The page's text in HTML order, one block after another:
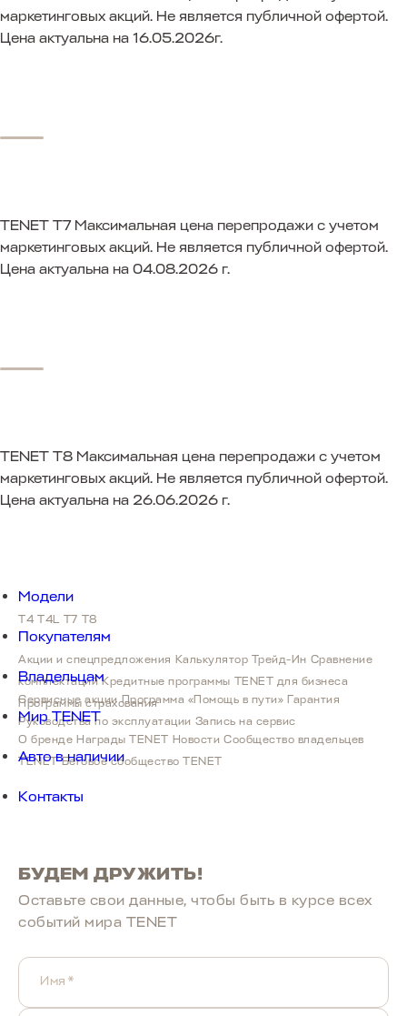
маркетинговых акций. Не является публичной офертой.
Цена актуальна на 16.05.2026г.
TENET T7Максимальная цена перепродажи с учетом
маркетинговых акций. Не является публичной офертой.
Цена актуальна на 04.08.2026 г.
TENET T8 Максимальная цена перепродажи с учетом
маркетинговых акций. Не является публичной офертой.
Цена актуальна на 26.06.2026 г.
Модели
T4 T4L T7 T8
Покупателям
Акции и спецпредложения Калькулятор Трейд-Ин Сравнение
комплектаций Кредитные программы TENET для бизнеса
Программы страхования
Владельцам
Сервисные акции Программа «Помощь в пути» Гарантия
Руководства по эксплуатации Запись на сервис
Мир TENET
О бренде Награды TENET Новости Сообщество владельцев
TENET Беговое сообщество TENET
Авто в наличии
Контакты
БУДЕМ ДРУЖИТЬ!
Оставьте свои данные, чтобы быть в курcе всех
событий мира TENET
Имя*